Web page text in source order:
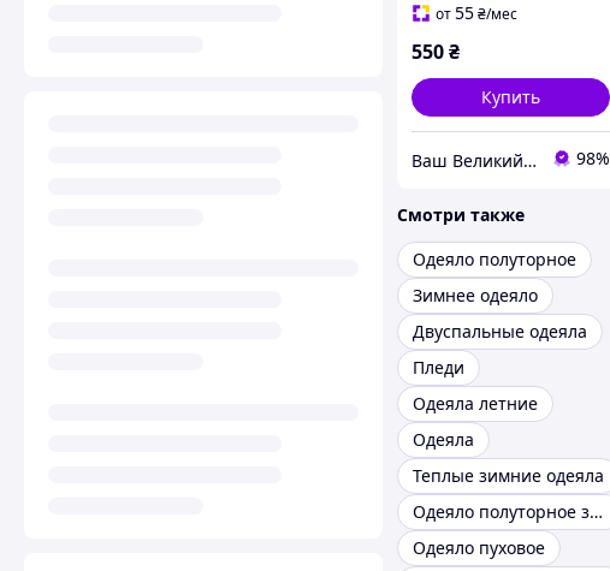
от55₴/мес
550₴
Купить
Ваш Великий Вибір 98%
Смотри также
Одеяло полуторное
Зимнее одеяло
Двуспальные одеяла
Пледи
Одеяла летние
Одеяла
Теплые зимние одеяла
Одеяло полуторное зимнее
Одеяло пуховое